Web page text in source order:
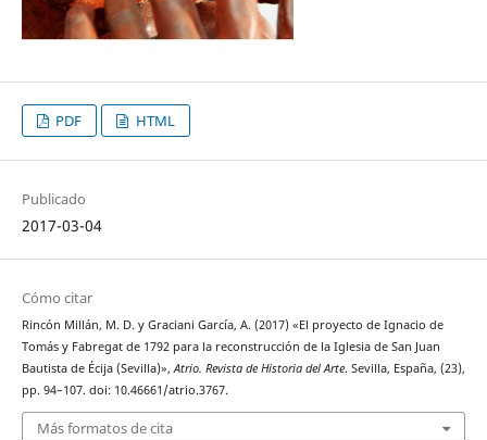
PDF HTML
Publicado
2017-03-04
Cómo citar
Rincón Millán, M. D. y Graciani García, A. (2017) «El proyecto de Ignacio de
Tomás y Fabregat de 1792 para la reconstrucción de la Iglesia de San Juan
Bautista de Écija (Sevilla)», Atrio. Revista de Historia del Arte. Sevilla, España, (23),
pp. 94–107. doi: 10.46661/atrio.3767.
Más formatos de cita